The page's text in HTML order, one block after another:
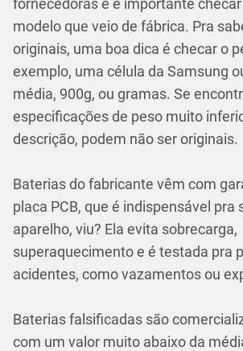
modelo que veio de fábrica. Pra
originais, uma boa dica é checar o
exemplo, uma célula da Samsung
média, 900g, ou gramas. Se
especificações de peso muito
descrição, podem não ser originais.
Baterias do fabricante vêm com
placa PCB, que é indispensável pra
aparelho, viu? Ela evita sobrecarga,
superaquecimento e é testada pra
acidentes, como vazamentos ou
Baterias falsificadas são
com um valor muito abaixo da